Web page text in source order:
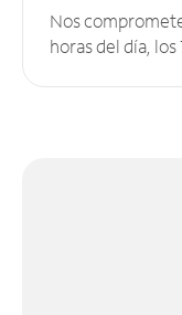
Nos
horas del día, los